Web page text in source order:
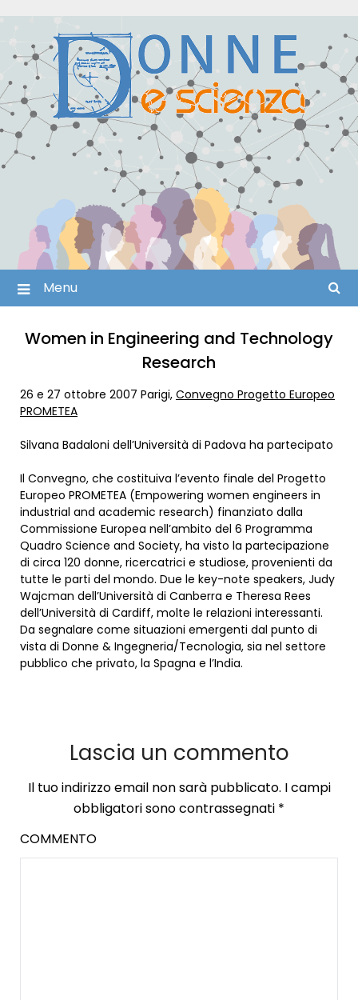
content
Menu
Women in Engineering and Technology
Research
26 e 27 ottobre 2007 Parigi, Convegno Progetto Europeo
PROMETEA
Silvana Badaloni dell’Università di Padova ha partecipato
Il Convegno, che costituiva l’evento finale del Progetto
Europeo PROMETEA (Empowering women engineers in
industrial and academic research) finanziato dalla
Commissione Europea nell’ambito del 6 Programma
Quadro Science and Society, ha visto la partecipazione
di circa 120 donne, ricercatrici e studiose, provenienti da
tutte le parti del mondo. Due le key-note speakers, Judy
Wajcman dell’Università di Canberra e Theresa Rees
dell’Università di Cardiff, molte le relazioni interessanti.
Da segnalare come situazioni emergenti dal punto di
vista di Donne & Ingegneria/Tecnologia, sia nel settore
pubblico che privato, la Spagna e l’India.
Lascia un commento
Il tuo indirizzo email non sarà pubblicato. I campi
obbligatori sono contrassegnati *
COMMENTO